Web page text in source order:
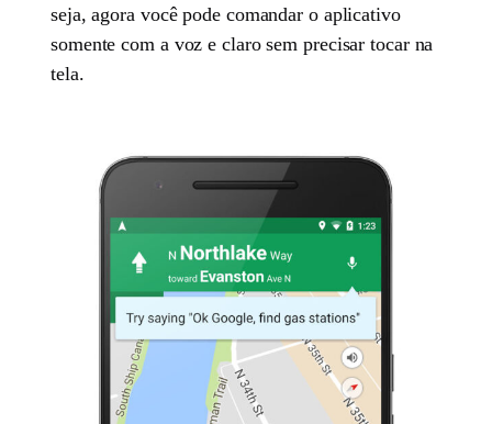
seja, agora você pode comandar o aplicativo
somente com a voz e claro sem precisar tocar na
tela.